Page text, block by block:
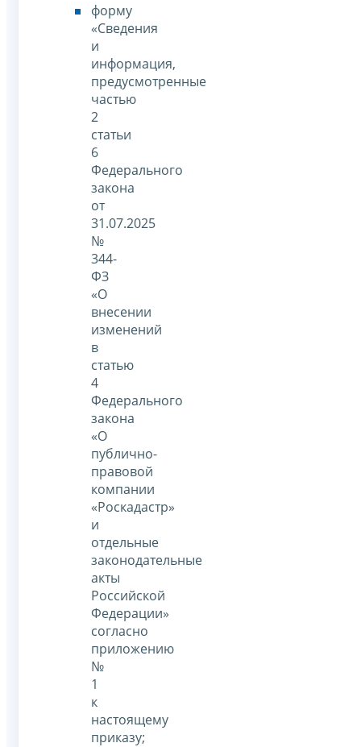
форму
«Сведения
и
информация,
предусмотренные
частью
2
статьи
6
Федерального
закона
от
31.07.2025
№
344-
ФЗ
«О
внесении
изменений
в
статью
4
Федерального
закона
«О
публично-
правовой
компании
«Роскадастр»
и
отдельные
законодательные
акты
Российской
Федерации»
согласно
приложению
№
1
к
настоящему
приказу;